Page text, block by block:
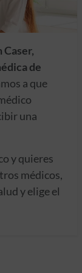
Caser,
de
a que
una
y quieres
médicos,
y elige el